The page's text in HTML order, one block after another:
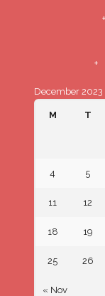
December 2023
M T
« Nov
4 5
11 12
18 19
25 26